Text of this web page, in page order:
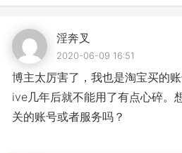
淫奔叉
2020-06-09 16:51
博主太厉害了，我也是淘宝买的
ive几年后就不能用了有点心碎。
关的账号或者服务吗？